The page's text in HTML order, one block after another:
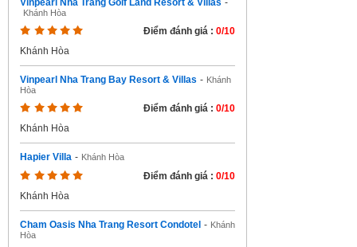
Vinpearl Nha Trang Golf Land Resort & Villas -
Khánh Hòa
Điểm đánh giá : 0/10
Khánh Hòa
Vinpearl Nha Trang Bay Resort & Villas - Khánh
Hòa
Điểm đánh giá : 0/10
Khánh Hòa
Hapier Villa - Khánh Hòa
Điểm đánh giá : 0/10
Khánh Hòa
Cham Oasis Nha Trang Resort Condotel - Khánh
Hòa